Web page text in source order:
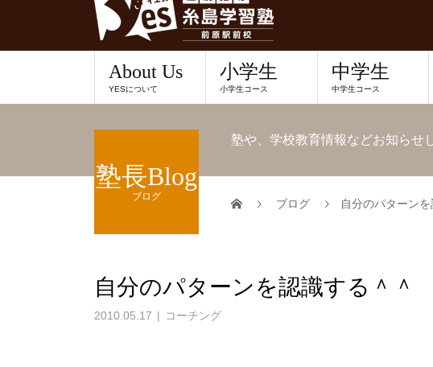
About Us
YESについて
小学生
小学生コース
中学生
中学生コース
塾長Blog
ブログ
塾や、学校教育情報などお知らせ
ブログ 自分のパターンを
自分のパターンを認識する＾＾
2010.05.17 コーチング